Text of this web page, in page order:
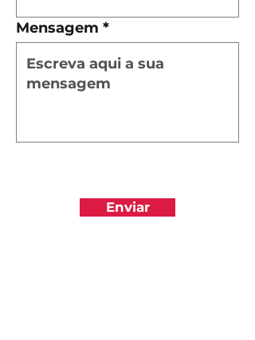
Mensagem
Enviar